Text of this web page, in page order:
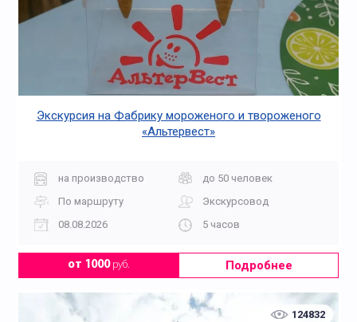
Экскурсия на Фабрику мороженого и твороженого
«Альтервест»
на производство
до 50 человек
По маршруту
Экскурсовод
08.08.2026
5 часов
от 1000руб. Подробнее
124832